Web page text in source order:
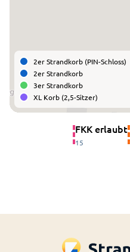
2er Strandkorb (PIN-Schloss)
2er Strandkorb
3er Strandkorb
XL Korb (2,5-Sitzer)
FKK erlaubt
15